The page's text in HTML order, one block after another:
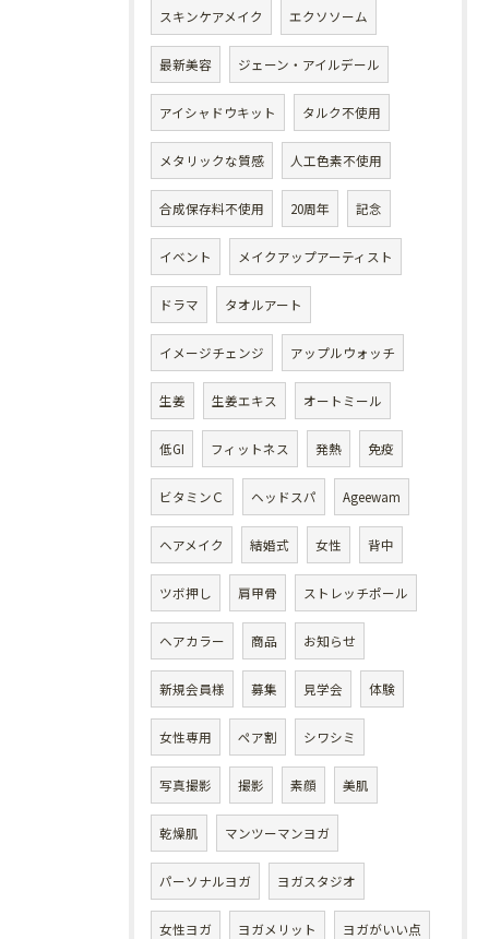
スキンケアメイク エクソソーム
最新美容 ジェーン・アイルデール
アイシャドウキット タルク不使用
メタリックな質感 人工色素不使用
合成保存料不使用 20周年 記念
イベント メイクアップアーティスト
ドラマ タオルアート
イメージチェンジ アップルウォッチ
生姜 生姜エキス オートミール
低GI フィットネス 発熱 免疫
ビタミンＣ ヘッドスパ Ageewam
ヘアメイク 結婚式 女性 背中
ツボ押し 肩甲骨 ストレッチポール
ヘアカラー 商品 お知らせ
新規会員様 募集 見学会 体験
女性専用 ペア割 シワシミ
写真撮影 撮影 素顔 美肌
乾燥肌 マンツーマンヨガ
パーソナルヨガ ヨガスタジオ
女性ヨガ ヨガメリット ヨガがいい点